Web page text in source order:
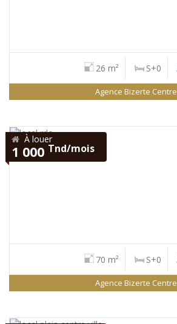
26 m² S+0
Agence Bizerte Centre
À louer
1 000 Tnd/mois
70 m² S+0
Agence Bizerte Centre